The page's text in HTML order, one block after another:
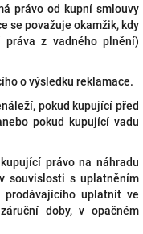
právo od kupní smlouvy
se považuje okamžik, kdy
z vadného plnění)
o výsledku reklamace.
pokud kupující před
pokud kupující vadu
právo na náhradu
souvislosti s uplatněním
uplatnit ve
doby, v opačném